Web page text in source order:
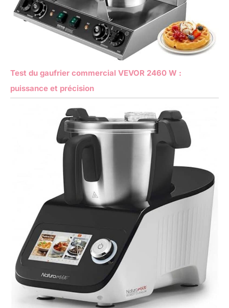
Test du gaufrier commercial VEVOR 2460 W :
puissance et précision